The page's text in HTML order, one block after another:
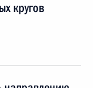
кругов